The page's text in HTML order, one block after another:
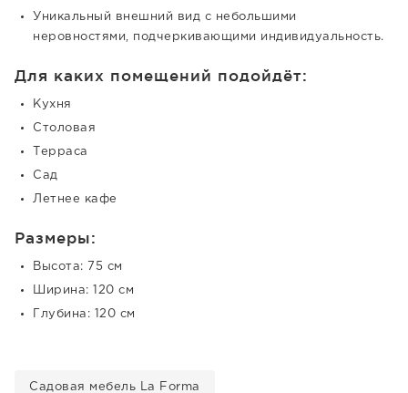
Уникальный внешний вид с небольшими
неровностями, подчеркивающими индивидуальность.
Для каких помещений подойдёт:
Кухня
Столовая
Терраса
Сад
Летнее кафе
Размеры:
Высота: 75 см
Ширина: 120 см
Глубина: 120 см
Садовая мебель La Forma